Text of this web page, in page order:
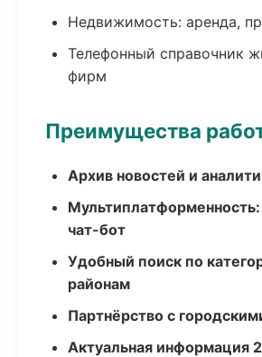
Недвижимость: аренда,
Телефонный справочник
фирм
Преимущества
Архив новостей и
Мультиплатформенность:
чат-бот
Удобный поиск по
районам
Партнёрство с
Актуальная информация